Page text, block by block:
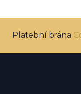
Platební brána